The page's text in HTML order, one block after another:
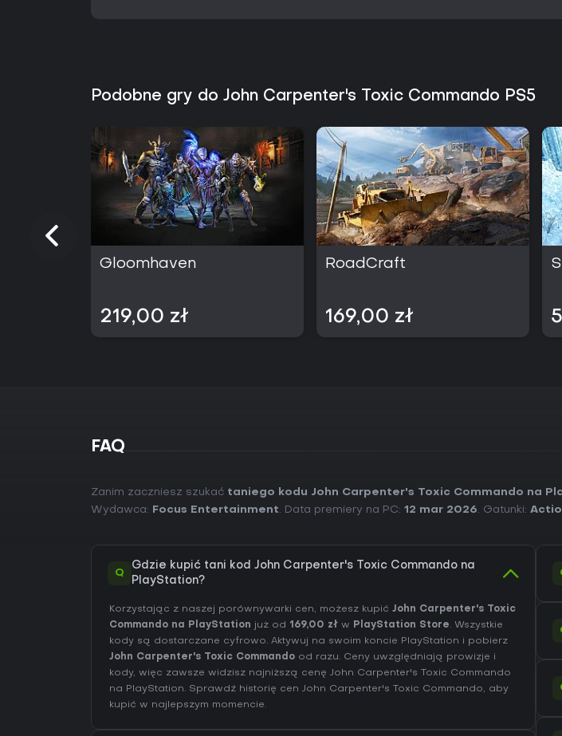
Podobne gry do John Carpenter's Toxic Commando PS5
Gloomhaven
219,00 zł
RoadCraft
169,00 zł
FAQ
Zanim zaczniesz szukać taniego kodu John Carpenter's Toxic Commando na
Wydawca:
Focus Entertainment. Data premiery na PC: 12 mar 2026. Gatunki:
Q
Gdzie kupić tani kod John Carpenter's Toxic Commando na
PlayStation?
Korzystając z naszej porównywarki cen, możesz kupić John Carpenter's Toxic
Commando na PlayStation już od 169,00 zł w PlayStation Store. Wszystkie
kody są dostarczane cyfrowo. Aktywuj na swoim koncie PlayStation i pobierz
John Carpenter's Toxic Commando od razu. Ceny uwzględniają prowizje i
kody, więc zawsze widzisz najniższą cenę John Carpenter's Toxic Commando
na PlayStation. Sprawdź historię cen John Carpenter's Toxic Commando, aby
kupić w najlepszym momencie.